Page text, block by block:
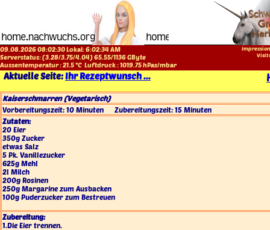
09.08.2026 08:02:30 Lokal:6:02:34 AM
Serverstatus: (3.28/3.75/4.04)65.55/1136GByte
Aussentemperatur :21.5°C Luftdruck :1019.75hPas/mbar
Aktuelle Seite:Ihr Rezeptwunsch ...
Kaiserschmarren (Vegetarisch)
Vorbereitungszeit: 10 Minuten Zubereitungszeit: 15 Minuten
Zutaten:
20 Eier
350g Zucker
etwas Salz
5 Pk. Vanillezucker
625g Mehl
2l Milch
200g Rosinen
250g Margarine zum Ausbacken
100g Puderzucker zum Bestreuen
Zubereitung:
1.Die Eier trennen.